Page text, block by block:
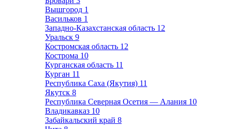
Вышгород 1
Васильков 1
Западно-Казахстанская область 12
Уральск 9
Костромская область 12
Кострома 10
Курганская область 11
Курган 11
Республика Саха (Якутия) 11
Якутск 8
Республика Северная Осетия — Алания 10
Владикавказ 10
Забайкальский край 8